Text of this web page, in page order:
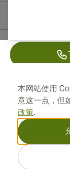
本网站使用
意这一点，但
政策.
資訊